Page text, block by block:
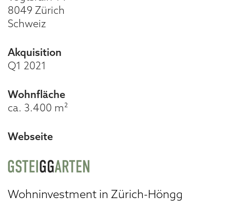
8049 Zürich
Schweiz
Akquisition
Q1 2021
Wohnfläche
ca. 3.400 m²
Webseite
Wohninvestment in Zürich-Höngg